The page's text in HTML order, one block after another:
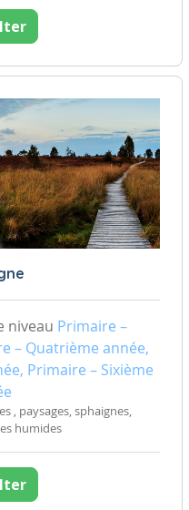
niveau Primaire –
– Quatrième année,
Primaire – Sixième
, paysages, sphaignes,
humides